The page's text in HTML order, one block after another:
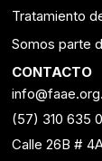
Tratamiento
Somos parte
CONTACTO
(57) 310 635
Calle 26B #